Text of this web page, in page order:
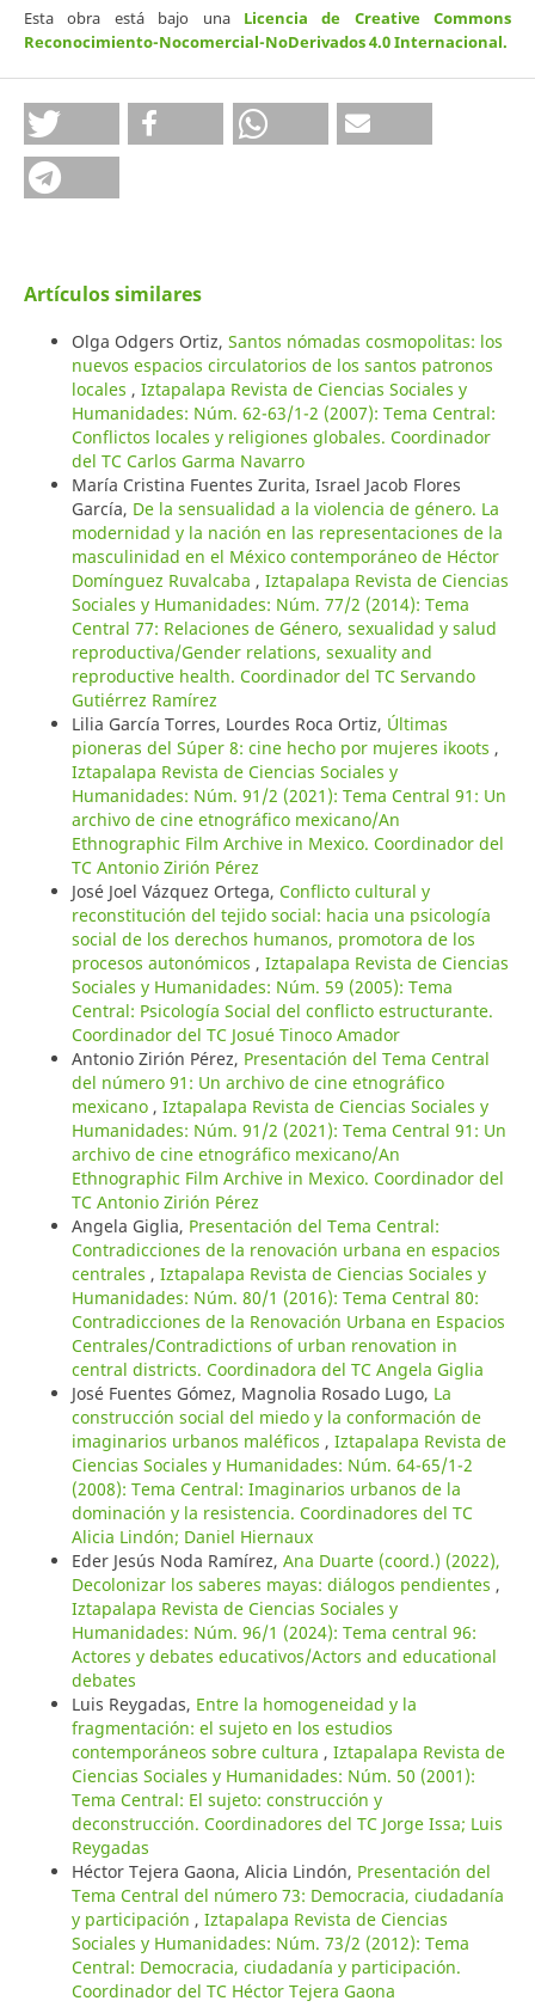
Esta obra está bajo una Licencia de Creative Commons
Reconocimiento-Nocomercial-NoDerivados 4.0 Internacional.
Artículos similares
Olga Odgers Ortiz, Santos nómadas cosmopolitas: los
nuevos espacios circulatorios de los santos patronos
locales , Iztapalapa Revista de Ciencias Sociales y
Humanidades: Núm. 62-63/1-2 (2007): Tema Central:
Conflictos locales y religiones globales. Coordinador
del TC Carlos Garma Navarro
María Cristina Fuentes Zurita, Israel Jacob Flores
García, De la sensualidad a la violencia de género. La
modernidad y la nación en las representaciones de la
masculinidad en el México contemporáneo de Héctor
Domínguez Ruvalcaba , Iztapalapa Revista de Ciencias
Sociales y Humanidades: Núm. 77/2 (2014): Tema
Central 77: Relaciones de Género, sexualidad y salud
reproductiva/Gender relations, sexuality and
reproductive health. Coordinador del TC Servando
Gutiérrez Ramírez
Lilia García Torres, Lourdes Roca Ortiz, Últimas
pioneras del Súper 8: cine hecho por mujeres ikoots ,
Iztapalapa Revista de Ciencias Sociales y
Humanidades: Núm. 91/2 (2021): Tema Central 91: Un
archivo de cine etnográfico mexicano/An
Ethnographic Film Archive in Mexico. Coordinador del
TC Antonio Zirión Pérez
José Joel Vázquez Ortega, Conflicto cultural y
reconstitución del tejido social: hacia una psicología
social de los derechos humanos, promotora de los
procesos autonómicos , Iztapalapa Revista de Ciencias
Sociales y Humanidades: Núm. 59 (2005): Tema
Central: Psicología Social del conflicto estructurante.
Coordinador del TC Josué Tinoco Amador
Antonio Zirión Pérez, Presentación del Tema Central
del número 91: Un archivo de cine etnográfico
mexicano , Iztapalapa Revista de Ciencias Sociales y
Humanidades: Núm. 91/2 (2021): Tema Central 91: Un
archivo de cine etnográfico mexicano/An
Ethnographic Film Archive in Mexico. Coordinador del
TC Antonio Zirión Pérez
Angela Giglia, Presentación del Tema Central:
Contradicciones de la renovación urbana en espacios
centrales , Iztapalapa Revista de Ciencias Sociales y
Humanidades: Núm. 80/1 (2016): Tema Central 80:
Contradicciones de la Renovación Urbana en Espacios
Centrales/Contradictions of urban renovation in
central districts. Coordinadora del TC Angela Giglia
José Fuentes Gómez, Magnolia Rosado Lugo, La
construcción social del miedo y la conformación de
imaginarios urbanos maléficos , Iztapalapa Revista de
Ciencias Sociales y Humanidades: Núm. 64-65/1-2
(2008): Tema Central: Imaginarios urbanos de la
dominación y la resistencia. Coordinadores del TC
Alicia Lindón; Daniel Hiernaux
Eder Jesús Noda Ramírez, Ana Duarte (coord.) (2022),
Decolonizar los saberes mayas: diálogos pendientes ,
Iztapalapa Revista de Ciencias Sociales y
Humanidades: Núm. 96/1 (2024): Tema central 96:
Actores y debates educativos/Actors and educational
debates
Luis Reygadas, Entre la homogeneidad y la
fragmentación: el sujeto en los estudios
contemporáneos sobre cultura , Iztapalapa Revista de
Ciencias Sociales y Humanidades: Núm. 50 (2001):
Tema Central: El sujeto: construcción y
deconstrucción. Coordinadores del TC Jorge Issa; Luis
Reygadas
Héctor Tejera Gaona, Alicia Lindón, Presentación del
Tema Central del número 73: Democracia, ciudadanía
y participación , Iztapalapa Revista de Ciencias
Sociales y Humanidades: Núm. 73/2 (2012): Tema
Central: Democracia, ciudadanía y participación.
Coordinador del TC Héctor Tejera Gaona